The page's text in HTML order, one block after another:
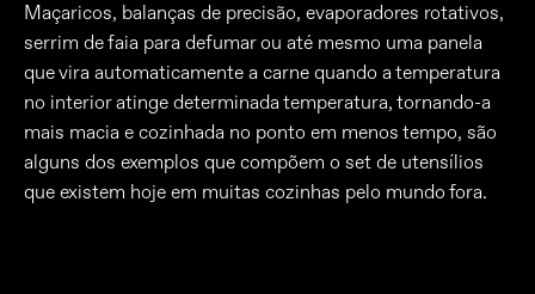
Maçaricos, balanças de precisão, evaporadores rotativos,
serrim de faia para defumar ou até mesmo uma panela
que vira automaticamente a carne quando a temperatura
no interior atinge determinada temperatura, tornando-a
mais macia e cozinhada no ponto em menos tempo, são
alguns dos exemplos que compõem o set de utensílios
que existem hoje em muitas cozinhas pelo mundo fora.